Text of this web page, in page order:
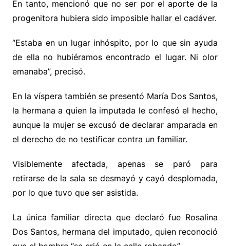
En tanto, mencionó que no ser por el aporte de la
progenitora hubiera sido imposible hallar el cadáver.
“Estaba en un lugar inhóspito, por lo que sin ayuda
de ella no hubiéramos encontrado el lugar. Ni olor
emanaba”, precisó.
En la víspera también se presentó María Dos Santos,
la hermana a quien la imputada le confesó el hecho,
aunque la mujer se excusó de declarar amparada en
el derecho de no testificar contra un familiar.
Visiblemente afectada, apenas se paró para
retirarse de la sala se desmayó y cayó desplomada,
por lo que tuvo que ser asistida.
La única familiar directa que declaró fue Rosalina
Dos Santos, hermana del imputado, quien reconoció